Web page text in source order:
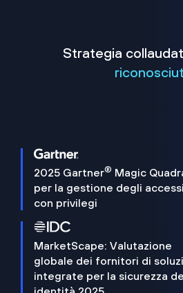
Strategia
2025 Gartner® Magic
per la gestione degli accessi
con privilegi
MarketScape: Valutazione
globale dei fornitori di
integrate per la sicurezza